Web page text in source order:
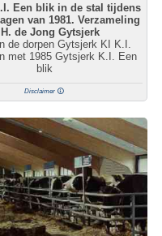
Een blik in de stal tijdens
van 1981. Verzameling
de Jong Gytsjerk
de dorpen Gytsjerk KI K.I.
met 1985 Gytsjerk K.I. Een
blik
Disclaimer